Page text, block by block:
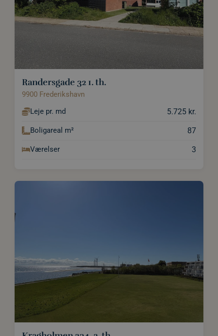
Randersgade 32 1. th.
9900 Frederikshavn
Leje pr. md
5.725 kr.
Boligareal m² 87
Værelser 3